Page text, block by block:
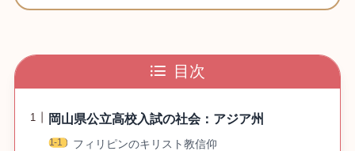
目次
岡山県公立高校入試の社会：アジア州
フィリピンのキリスト教信仰